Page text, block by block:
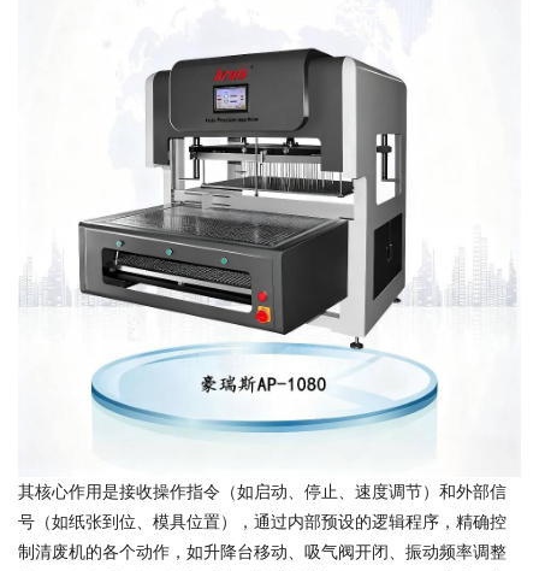
其核心作用是接收操作指令（如启动、停止、速度调节）和外部信
号（如纸张到位、模具位置），通过内部预设的逻辑程序，精确控
制清废机的各个动作，如升降台移动、吸气阀开闭、振动频率调整